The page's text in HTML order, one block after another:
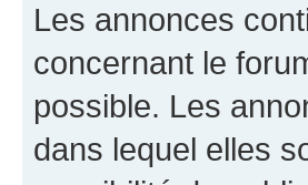
Les annonces
concernant le
possible. Les
dans lequel elles